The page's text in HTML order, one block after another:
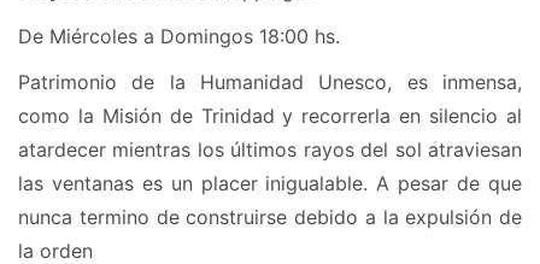
De Miércoles a Domingos 18:00 hs.
Patrimonio de la Humanidad Unesco, es inmensa,
como la Misión de Trinidad y recorrerla en silencio al
atardecer mientras los últimos rayos del sol atraviesan
las ventanas es un placer inigualable. A pesar de que
nunca termino de construirse debido a la expulsión de
la orden